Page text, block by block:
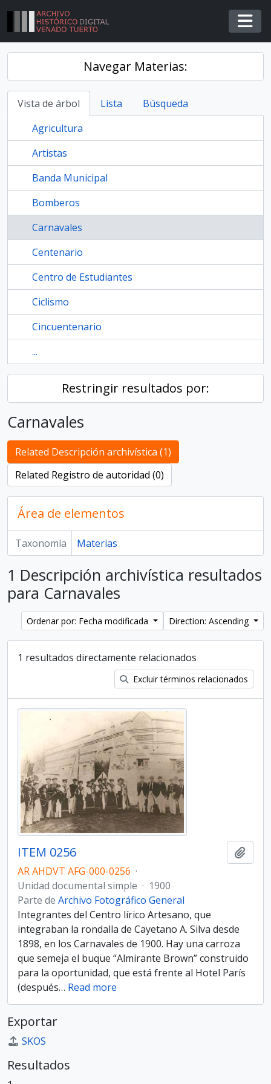
Skip to main content
Navegar Materias:
Vista de árbol Lista
Búsqueda
Agricultura
Artistas
Banda Municipal
Bomberos
Carnavales
Centenario
Centro de Estudiantes
Ciclismo
Cincuentenario
...
Restringir resultados por:
Carnavales
Related Descripción archivística (1)
Related Registro de autoridad (0)
Área de elementos
Taxonomía Materias
1 Descripción archivística resultados
para Carnavales
Ordenar por: Fecha modificada Direction: Ascending
1 resultados directamente relacionados
Excluir términos relacionados
ITEM 0256
AR AHDVT AFG-000-0256 ·
Unidad documental simple · 1900
Parte de Archivo Fotográfico General
Integrantes del Centro lírico Artesano, que
integraban la rondalla de Cayetano A. Silva desde
1898, en los Carnavales de 1900. Hay una carroza
que semeja el buque “Almirante Brown” construido
para la oportunidad, que está frente al Hotel París
(después… Read more
Exportar
SKOS
Resultados